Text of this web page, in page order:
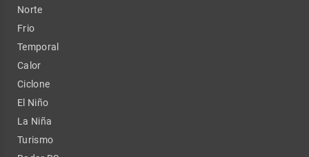
Norte
Frio
Temporal
Calor
Ciclone
El Niño
La Niña
Turismo